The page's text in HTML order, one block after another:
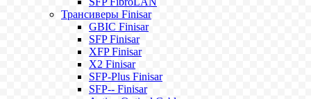
Трансиверы Finisar
GBIC Finisar
SFP Finisar
XFP Finisar
X2 Finisar
SFP-Plus Finisar
SFP-- Finisar